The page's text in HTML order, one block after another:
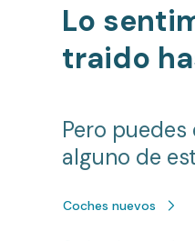
Lo
traido
Pero
alguno de
Coches nuevos